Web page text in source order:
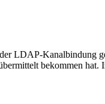
LDAP-Kanalbindung
bekommen hat.